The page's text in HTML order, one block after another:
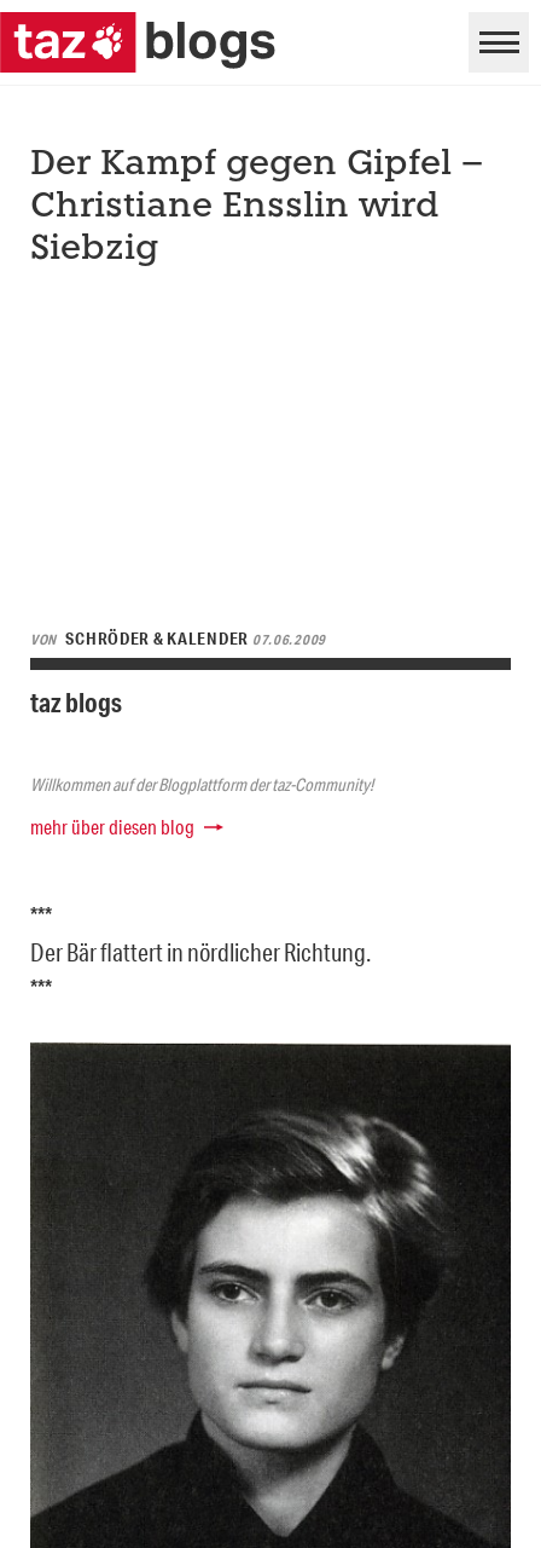
Der Kampf gegen Gipfel –
Christiane Ensslin wird
Siebzig
VON SCHRÖDER & KALENDER 07.06.2009
taz blogs
Willkommen auf der Blogplattform der taz-Community!
mehr über diesen blog
***
Der Bär flattert in nördlicher Richtung.
***